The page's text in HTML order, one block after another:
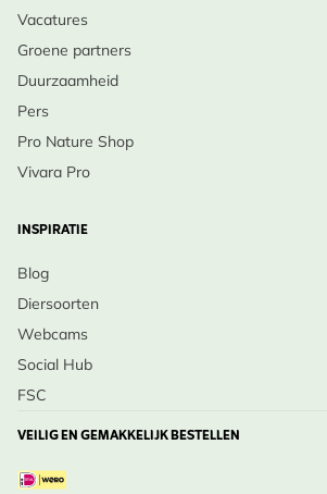
Vacatures
Groene partners
Duurzaamheid
Pers
Pro Nature Shop
Vivara Pro
INSPIRATIE
Blog
Diersoorten
Webcams
Social Hub
FSC
VEILIG EN GEMAKKELIJK BESTELLEN